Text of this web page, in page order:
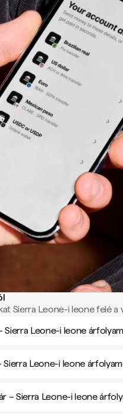
Sierra Leone-i leone felé a
Sierra Leone-i leone
Leone-i leone
– Sierra Leone-i leone